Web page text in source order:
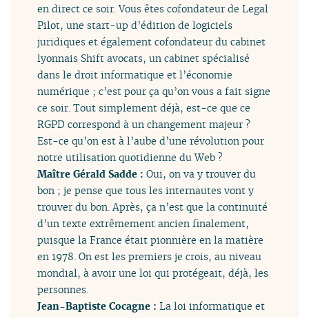
en direct ce soir. Vous êtes cofondateur de Legal
Pilot, une start-up d’édition de logiciels
juridiques et également cofondateur du cabinet
lyonnais Shift avocats, un cabinet spécialisé
dans le droit informatique et l’économie
numérique ; c’est pour ça qu’on vous a fait signe
ce soir. Tout simplement déjà, est-ce que ce
RGPD correspond à un changement majeur ?
Est-ce qu’on est à l’aube d’une révolution pour
notre utilisation quotidienne du Web ?
Maître Gérald Sadde :Oui, on va y trouver du
bon ; je pense que tous les internautes vont y
trouver du bon. Après, ça n’est que la continuité
d’un texte extrêmement ancien finalement,
puisque la France était pionnière en la matière
en 1978. On est les premiers je crois, au niveau
mondial, à avoir une loi qui protégeait, déjà, les
personnes.
Jean-Baptiste Cocagne :La loi informatique et